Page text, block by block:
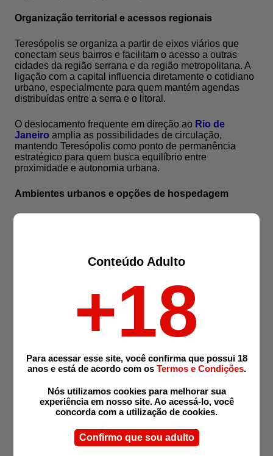
Organização territorial e acessos regionais
Teresópolis se organiza a partir de eixos viários que
conectam seus bairros e facilitam o acesso a outras
cidades da região serrana e da região metropolitana. A
ligação com a capital influencia diretamente o cotidiano
urbano, especialmente para quem mantém agendas
distribuídas entre a serra e o litoral.
O deslocamento frequente em direção ao Rio de
Janeiro amplia as possibilidades de circulação,
mantendo Teresópolis como ponto de permanência
estratégico para quem busca equilíbrio entre
proximidade e autonomia urbana.
Ambientes urbanos e opções de hospedagem
A cidade oferece opções de hospedagem alinhadas ao
conforto, localização e discrição.
R. Ernesto Sansoé, 143 - Alto, Teresópolis - RJ, 25961-
Athos Hotel
Rua Tietê, 500 – Várzea, Teresópolis – RJ, 25953-000
Hotel Sesc Alpina
R. Cândido Portinari, 837 - Golfe, Teresópolis - RJ,
Apresentação organizada dos anúncios em
Conteúdo Adulto
+18
Para acessar esse site, você confirma que possui 18
anos e está de acordo com os Termos e Condições.
Nós utilizamos cookies para melhorar sua
experiência em nosso site. Ao acessá-lo, você
concorda com a utilização de cookies.
Confirmo que sou adulto